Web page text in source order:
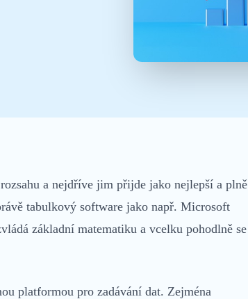
a nejdříve jim přijde jako nejlepší a plně
tabulkový software jako např. Microsoft
základní matematiku a vcelku pohodlně se
platformou pro zadávání dat. Zejména